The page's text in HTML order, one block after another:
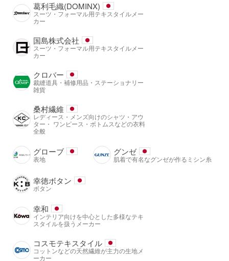
葛利毛織(DOMINX)
スーツ・フォーマル用テキスタイルメー
カー
国島株式会社
スーツ・フォーマル用テキスタイルメー
カー
クロバー
裁縫道具・補修用品・ステーショナリー
雑貨
桑村繊維
レディース・メンズ向けのシャツ・アウ
ター・ ワンピース・ボトムスなどの衣料
全般
グローブ
表地
グンゼ
肌着で有名なグンゼが作るミシン糸
幸徳ボタン
ボタン
幸和
インテリア向けを中心とした多様なテキ
スタイルを扱うメーカー
コスモテキスタイル
コットンなどの天然繊維が主力の生地メ
ーカー